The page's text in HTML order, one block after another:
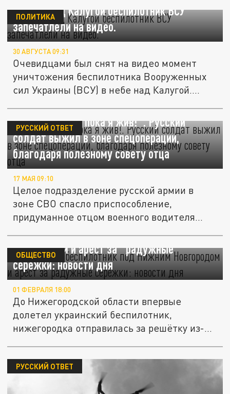
Сбитый над Калугой беспилотник ВСУ
запечатлели на видео.
ПОЛИТИКА
30 АВГУСТА 09:31
Очевидцами был снят на видео момент
уничтожения беспилотника Вооруженных
сил Украины (ВСУ) в небе над Калугой....
"Служи сынок, пока я жив!". Русский
солдат выжил в зоне спецоперации,
благодаря полезному совету отца
РУССКИЙ ОТВЕТ
17 МАЯ 09:10
Целое подразделение русской армии в
зоне СВО спасло приспособление,
придуманное отцом военного водителя...
Украинский беспилотник под Нижним
Новгородом и арест за "радужные"
серёжки: новости дня
ОБЩЕСТВО
01 ФЕВРАЛЯ 18:00
До Нижегородской области впервые
долетел украинский беспилотник,
нижегородка отправилась за решётку из-
РУССКИЙ ОТВЕТ